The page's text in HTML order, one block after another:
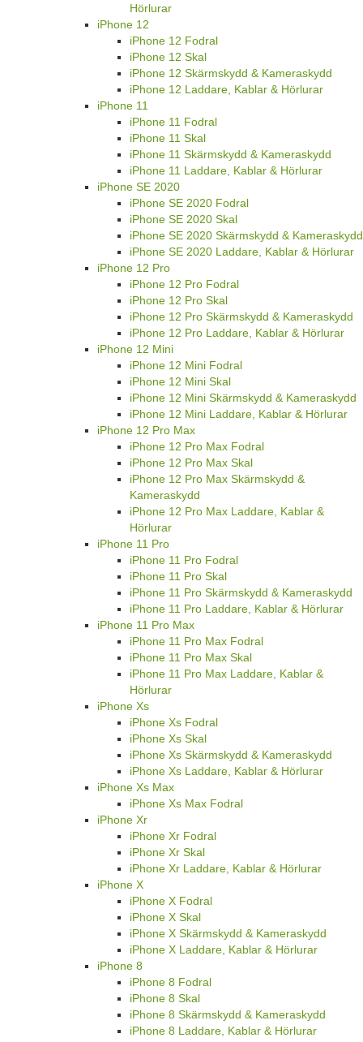
Hörlurar
iPhone 12
iPhone 12 Fodral
iPhone 12 Skal
iPhone 12 Skärmskydd & Kameraskydd
iPhone 12 Laddare, Kablar & Hörlurar
iPhone 11
iPhone 11 Fodral
iPhone 11 Skal
iPhone 11 Skärmskydd & Kameraskydd
iPhone 11 Laddare, Kablar & Hörlurar
iPhone SE 2020
iPhone SE 2020 Fodral
iPhone SE 2020 Skal
iPhone SE 2020 Skärmskydd & Kameraskydd
iPhone SE 2020 Laddare, Kablar & Hörlurar
iPhone 12 Pro
iPhone 12 Pro Fodral
iPhone 12 Pro Skal
iPhone 12 Pro Skärmskydd & Kameraskydd
iPhone 12 Pro Laddare, Kablar & Hörlurar
iPhone 12 Mini
iPhone 12 Mini Fodral
iPhone 12 Mini Skal
iPhone 12 Mini Skärmskydd & Kameraskydd
iPhone 12 Mini Laddare, Kablar & Hörlurar
iPhone 12 Pro Max
iPhone 12 Pro Max Fodral
iPhone 12 Pro Max Skal
iPhone 12 Pro Max Skärmskydd &
Kameraskydd
iPhone 12 Pro Max Laddare, Kablar &
Hörlurar
iPhone 11 Pro
iPhone 11 Pro Fodral
iPhone 11 Pro Skal
iPhone 11 Pro Skärmskydd & Kameraskydd
iPhone 11 Pro Laddare, Kablar & Hörlurar
iPhone 11 Pro Max
iPhone 11 Pro Max Fodral
iPhone 11 Pro Max Skal
iPhone 11 Pro Max Laddare, Kablar &
Hörlurar
iPhone Xs
iPhone Xs Fodral
iPhone Xs Skal
iPhone Xs Skärmskydd & Kameraskydd
iPhone Xs Laddare, Kablar & Hörlurar
iPhone Xs Max
iPhone Xs Max Fodral
iPhone Xr
iPhone Xr Fodral
iPhone Xr Skal
iPhone Xr Laddare, Kablar & Hörlurar
iPhone X
iPhone X Fodral
iPhone X Skal
iPhone X Skärmskydd & Kameraskydd
iPhone X Laddare, Kablar & Hörlurar
iPhone 8
iPhone 8 Fodral
iPhone 8 Skal
iPhone 8 Skärmskydd & Kameraskydd
iPhone 8 Laddare, Kablar & Hörlurar